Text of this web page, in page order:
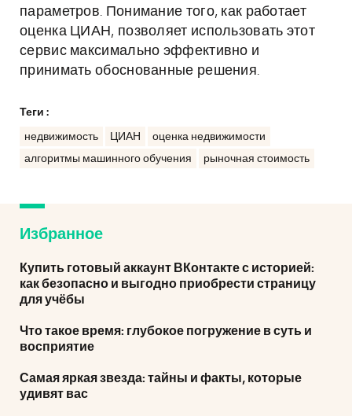
параметров. Понимание того, как работает
оценка ЦИАН, позволяет использовать этот
сервис максимально эффективно и
принимать обоснованные решения.
Теги :
недвижимость ЦИАН
оценка недвижимости
алгоритмы машинного обучения
рыночная стоимость
Избранное
Купить готовый аккаунт ВКонтакте с историей:
как безопасно и выгодно приобрести страницу
для учёбы
Что такое время: глубокое погружение в суть и
восприятие
Самая яркая звезда: тайны и факты, которые
удивят вас